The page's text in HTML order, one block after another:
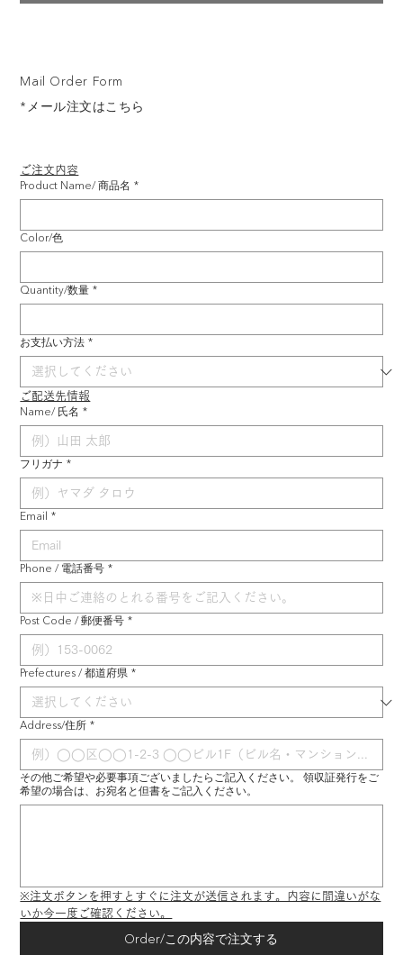
ご注文内容
Product Name/ 商品名 *
Color/色
Quantity/数量 *
お支払い方法 *
ご配送先情報
Name/ 氏名 *
フリガナ *
Email *
Phone / 電話番号 *
Post Code / 郵便番号 *
Prefectures / 都道府県 *
Address/住所 *
その他ご希望や必要事項ございましたらご記入ください。 領収証発行をご
希望の場合は、お宛名と但書をご記入ください。
※注文ボタンを押すとすぐに注文が送信されます。内容に間違いがな
いか今一度ご確認ください。
Order/この内容で注文する
Mail Order Form
*メール注文はこちら